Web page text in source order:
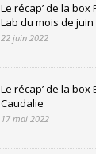
Le récap’ de la box
Lab du mois de juin
22 juin 2022
Le récap’ de la box
Caudalie
17 mai 2022